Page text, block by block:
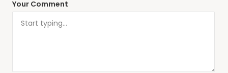
Your Comment